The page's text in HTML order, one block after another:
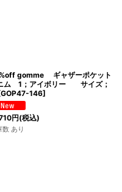
gomme ギャザーポケット
ム 1；アイボリー サイズ；
GOP47-146]
円(税込)
数 あり